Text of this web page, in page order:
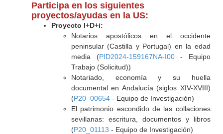
Participa en los siguientes
proyectos/ayudas en la US:
Proyecto I+D+i:
Notarios apostólicos en el occidente
peninsular (Castilla y Portugal) en la edad
media (PID2024-159167NA-I00- Equipo
Trabajo (Solicitud))
Notariado, economía y su huella
documental en Andalucía (siglos XIV-XVIII)
(P20_00654- Equipo de Investigación)
El patrimonio escondido de las collaciones
sevillanas: escritura, documentos y libros
(P20_01113 - Equipo de Investigación)